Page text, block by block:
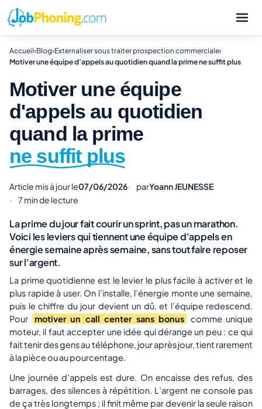
Accueil›Blog›Externaliser sous traiter prospection commerciale›
Motiver une équipe d’appels au quotidien quand la prime ne suffit plus
Motiver une équipe
d'appels au quotidien
quand la prime
ne suffit plus
Article mis à jour le07/06/2026 parYoann JEUNESSE
7 min de lecture
La prime du jour fait courir un sprint, pas un marathon.
Voici les leviers qui tiennent une équipe d'appels en
énergie semaine après semaine, sans tout faire reposer
sur l'argent.
La prime quotidienne est le levier le plus facile à activer et le
plus rapide à user. On l’installe, l’énergie monte une semaine,
puis le chiffre du jour devient un dû, et l’équipe redescend.
Pour
motiver un call center sans bonus
comme unique
moteur, il faut accepter une idée qui dérange un peu : ce qui
fait tenir des gens au téléphone, jour après jour, tient rarement
à la pièce ou au pourcentage.
Une journée d’appels est dure. On encaisse des refus, des
barrages, des silences à répétition. L’argent ne console pas
de ça très longtemps ; il finit même par devenir la seule raison